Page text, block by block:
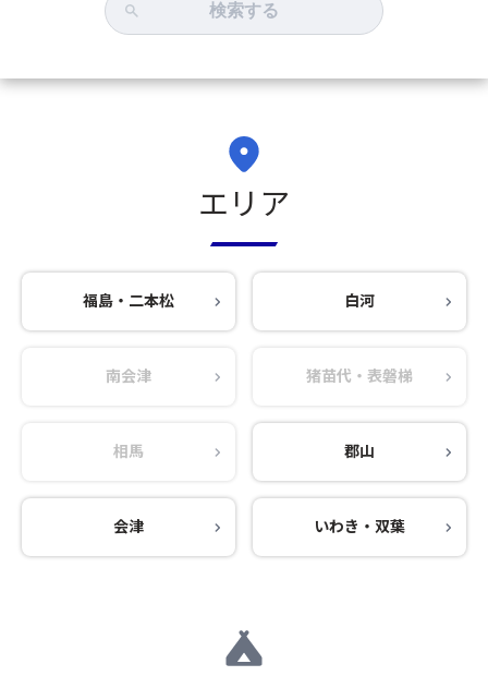
検索する
エリア
福島・二本松 白河
南会津 猪苗代・表磐梯
相馬 郡山
会津 いわき・双葉